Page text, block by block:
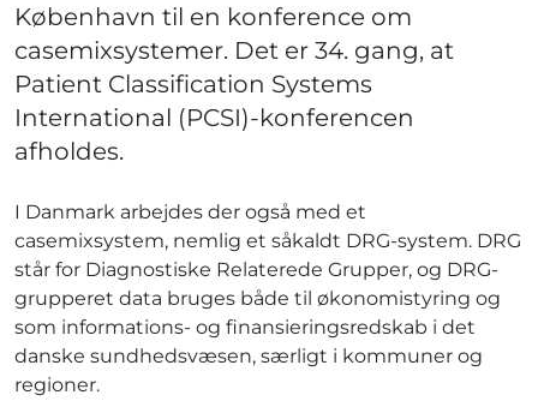
København til en konference om
casemixsystemer. Det er 34. gang, at
Patient Classification Systems
International (PCSI)-konferencen
afholdes.
I Danmark arbejdes der også med et
casemixsystem, nemlig et såkaldt DRG-system. DRG
står for Diagnostiske Relaterede Grupper, og DRG-
grupperet data bruges både til økonomistyring og
som informations- og finansieringsredskab i det
danske sundhedsvæsen, særligt i kommuner og
regioner.